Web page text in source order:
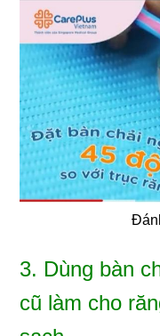
3. Dùng bàn
cũ làm cho